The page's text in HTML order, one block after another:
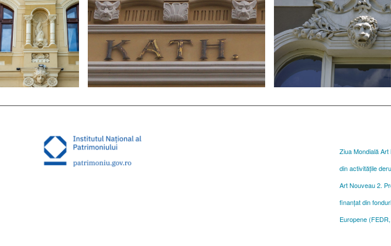
Ziua Mondială
din activitățile
Art Nouveau 2.
finanțat din
Europene